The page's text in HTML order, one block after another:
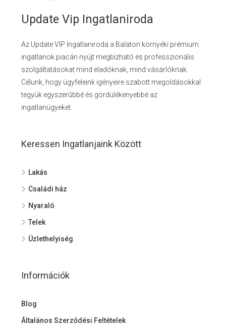
Update Vip Ingatlaniroda
Az Update VIP Ingatlaniroda a Balaton környéki prémium
ingatlanok piacán nyújt megbízható és professzionális
szolgáltatásokat mind eladóknak, mind vásárlóknak.
Célunk, hogy ügyfeleink igényeire szabott megoldásokkal
tegyük egyszerűbbé és gördülékenyebbé az
ingatlanügyeket.
Keressen Ingatlanjaink Között
Lakás
Családi ház
Nyaraló
Telek
Üzlethelyiség
Információk
Blog
Általános Szerződési Feltételek